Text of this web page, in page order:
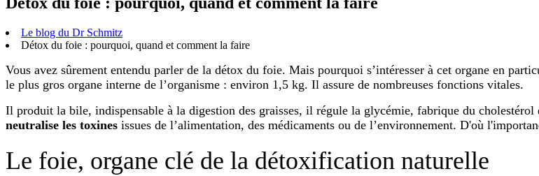
Le blog du Dr Schmitz
Détox du foie : pourquoi, quand et comment la faire
Vous avez sûrement entendu parler de la détox du foie. Mais pourquoi s’intéresser à cet organe en
le plus gros organe interne de l’organisme : environ 1,5 kg. Il assure de nombreuses fonctions vitales.
Il produit la bile, indispensable à la digestion des graisses, il régule la glycémie, fabrique du
neutralise les toxines issues de l’alimentation, des médicaments ou de l’environnement. D'où
Le foie, organe clé de la détoxification naturelle